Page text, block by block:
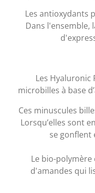
Les antioxydants
Dans l'ensemble,
Les Hyaluronic
microbilles à base
Ces minuscules
Lorsqu’elles sont
se gonflent
Le bio-
d'amandes qui